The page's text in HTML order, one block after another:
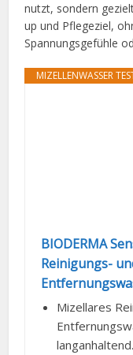
nutzt, sondern
up und Pflegeziel,
Spannungsgefühle
MIZELLENWASSER
BIODERMA
Reinigungs-
Mizellares